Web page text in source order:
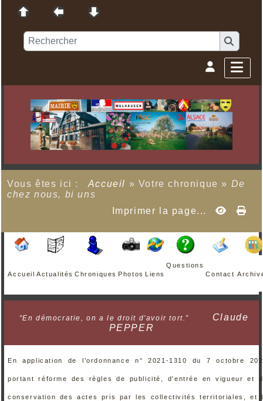
Vous êtes ici : Accueil » Votre chronique » De
chez nous, bi uns
Imprimer la page...
Accueil Actualités Chroniques Photos Liens
Questions
Contact
“En démocratie, on a le droit d'avoir tort.”
Claude
PEPPER
En application de l’ordonnance n° 2021-1310 du 7 octobre
portant réforme des règles de publicité, d'entrée en vigueur et
conservation des actes pris par les collectivités territoriales, et